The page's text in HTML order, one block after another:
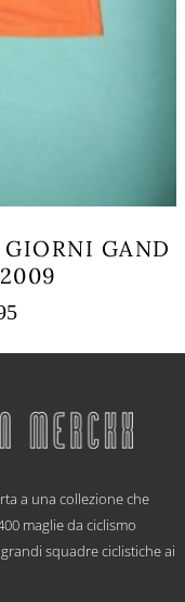
GAND
Fascia
prezzo:
€ 59,95
a una collezione che
maglie da ciclismo
squadre ciclistiche ai